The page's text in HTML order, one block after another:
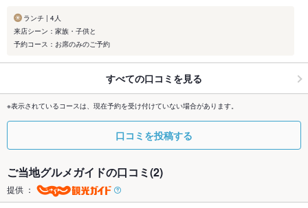
ランチ | 4人
来店シーン：家族・子供と
予約コース：お席のみのご予約
すべての口コミを見る
※表示されているコースは、現在予約を受け付けていない場合があります。
口コミを投稿する
ご当地グルメガイドの口コミ(2)
提供 ：